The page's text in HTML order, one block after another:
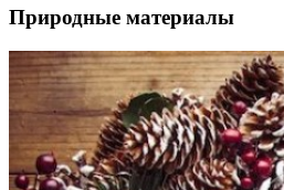
Природные материалы